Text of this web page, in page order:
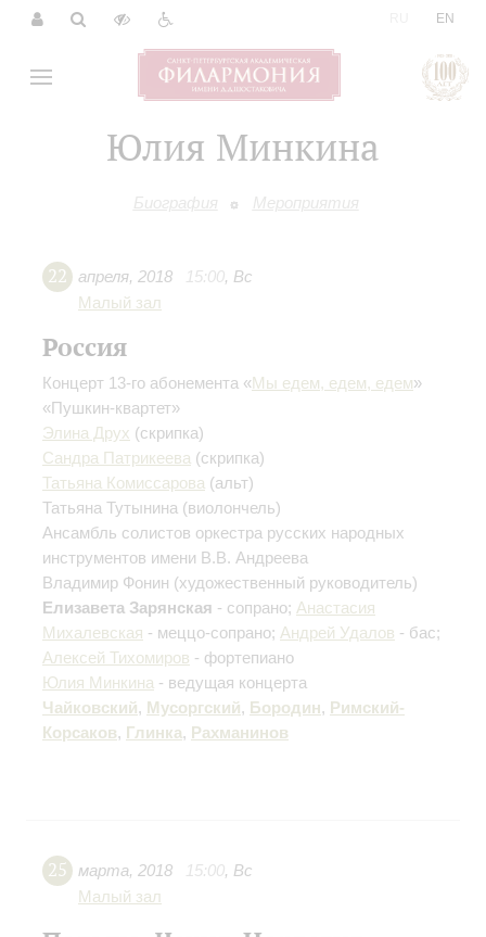
EN
Юлия Минкина
Биография Мероприятия
22 апреля, 2018 15:00, Вс
Малый зал
Россия
Концерт 13-го абонемента «Мы едем, едем, едем»
«Пушкин-квартет»
Элина Друх (скрипка)
Сандра Патрикеева (скрипка)
Татьяна Комиссарова (альт)
Татьяна Тутынина (виолончель)
Ансамбль солистов оркестра русских народных
инструментов имени В.В. Андреева
Владимир Фонин (художественный руководитель)
Елизавета Зарянская - сопрано; Анастасия
Михалевская - меццо-сопрано; Андрей Удалов - бас;
Алексей Тихомиров - фортепиано
Юлия Минкина - ведущая концерта
Чайковский, Мусоргский, Бородин, Римский-
Корсаков, Глинка, Рахманинов
25 марта, 2018 15:00, Вс
Малый зал